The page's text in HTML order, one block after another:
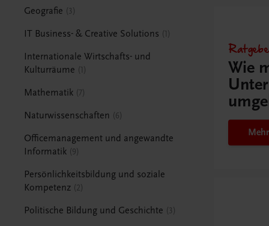
Geografie 3
IT Business- & Creative Solutions 1
Internationale Wirtschafts- und
Kulturräume
1
Mathematik 7
Naturwissenschaften 6
Officemanagement und angewandte
Informatik 9
Persönlichkeitsbildung und soziale
Kompetenz 2
Politische Bildung und Geschichte 3
Wie